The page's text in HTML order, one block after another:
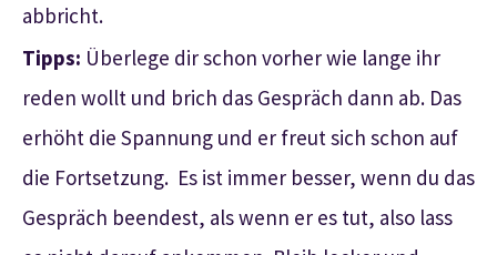
abbricht.
Tipps: Überlege dir schon vorher wie lange ihr
reden wollt und brich das Gespräch dann ab. Das
erhöht die Spannung und er freut sich schon auf
die Fortsetzung. Es ist immer besser, wenn du das
Gespräch beendest, als wenn er es tut, also lass